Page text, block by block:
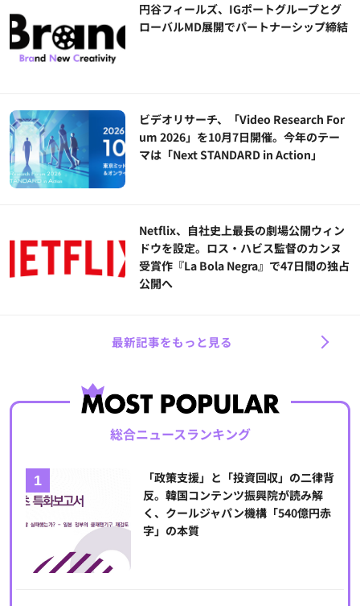
円谷フィールズ、IGポートグループとグ
ローバルMD展開でパートナーシップ締結
ビデオリサーチ、「Video Research For
um 2026」を10月7日開催。今年のテー
マは「Next STANDARD in Action」
Netflix、自社史上最長の劇場公開ウィン
ドウを設定。ロス・ハビス監督のカンヌ
受賞作『La Bola Negra』で47日間の独占
公開へ
最新記事をもっと見る
総合ニュースランキング
「政策支援」と「投資回収」の二律背
反。韓国コンテンツ振興院が読み解
く、クールジャパン機構「540億円赤
字」の本質